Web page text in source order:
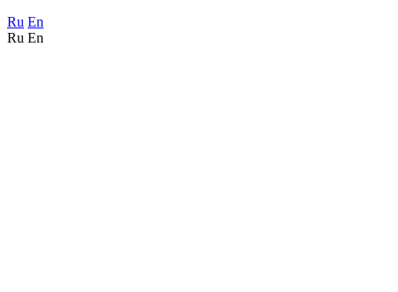
Ru En
Ru En